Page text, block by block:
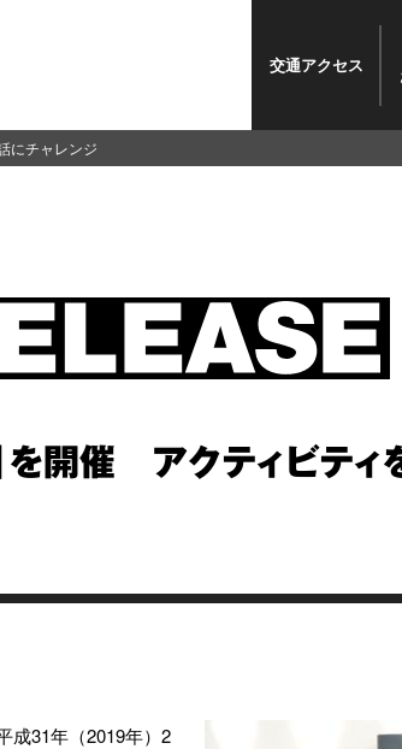
交通アクセス
にチャレンジ
を開催 アクティビティ
成31年（2019年）2